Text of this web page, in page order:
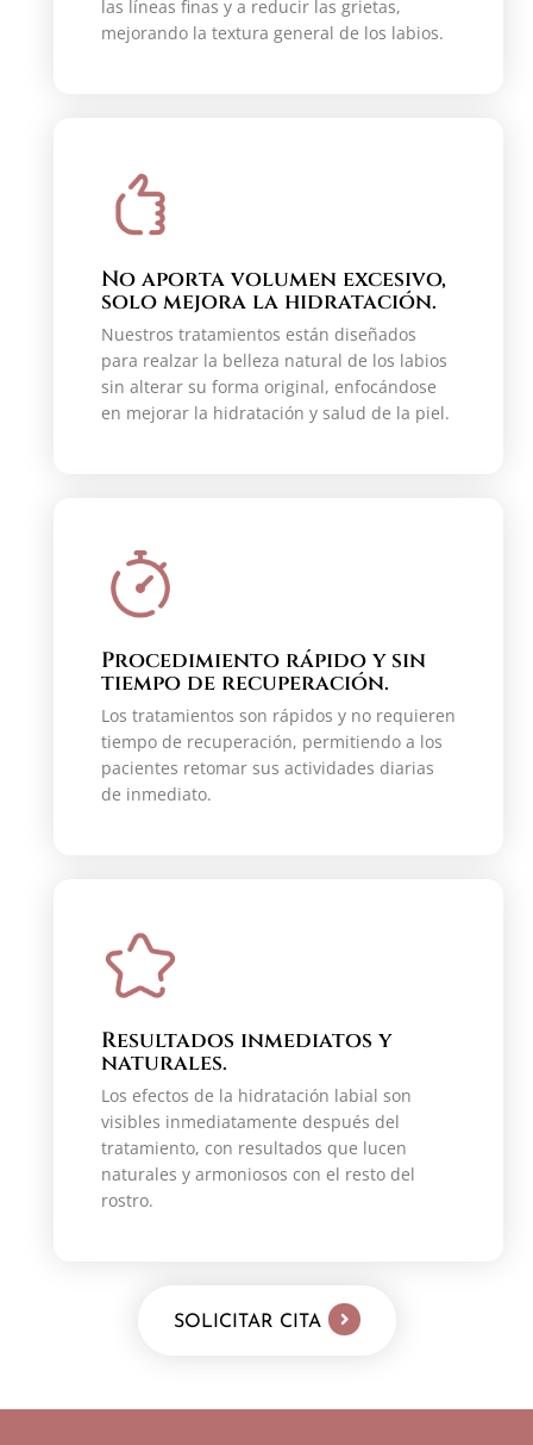
las líneas finas y a reducir las grietas,
mejorando la textura general de los labios.
No aporta volumen excesivo,
solo mejora la hidratación.
Nuestros tratamientos están diseñados
para realzar la belleza natural de los labios
sin alterar su forma original, enfocándose
en mejorar la hidratación y salud de la piel.
Procedimiento rápido y sin
tiempo de recuperación.
Los tratamientos son rápidos y no requieren
tiempo de recuperación, permitiendo a los
pacientes retomar sus actividades diarias
de inmediato.
Resultados inmediatos y
naturales.
Los efectos de la hidratación labial son
visibles inmediatamente después del
tratamiento, con resultados que lucen
naturales y armoniosos con el resto del
rostro.
SOLICITAR CITA